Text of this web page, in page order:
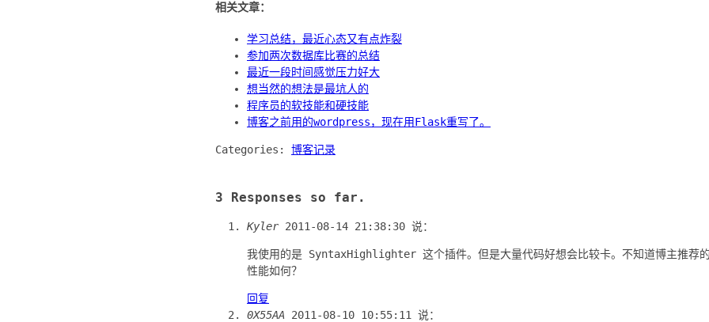
相关文章：
学习总结，最近心态又有点炸裂
参加两次数据库比赛的总结
最近一段时间感觉压力好大
想当然的想法是最坑人的
程序员的软技能和硬技能
博客之前用的wordpress，现在用Flask重写了。
Categories: 博客记录
3 Responses so far.
Kyler2011-08-14 21:38:30 说：
我使用的是 SyntaxHighlighter 这个插件。但是大量代码好想会比较卡。不知道博主推荐的
性能如何？
回复
0X55AA 2011-08-10 10:55:11 说：